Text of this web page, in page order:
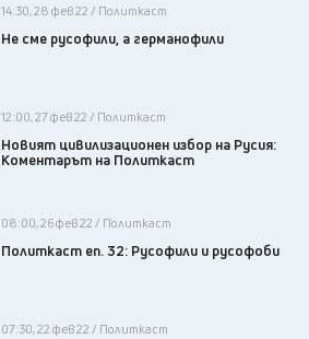
14:30, 28 фев 22 / Политкаст
Не сме русофили, а германофили
12:00, 27 фев 22 / Политкаст
Новият цивилизационен избор на Русия:
Коментарът на Политкаст
08:00, 26 фев 22 / Политкаст
Политкаст еп. 32: Русофили и русофоби
07:30, 22 фев 22 / Политкаст